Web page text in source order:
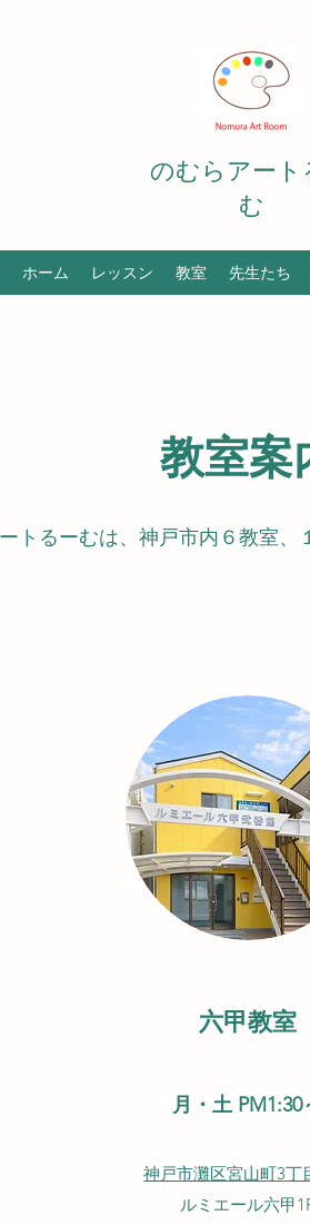
のむらアート
む
ホーム レッスン 教室 先生たち
教室案
トるーむは、神戸市内６教室、
六甲教室
月・土 PM1:30
神戸市灘区宮山町3丁
ルミエール六甲